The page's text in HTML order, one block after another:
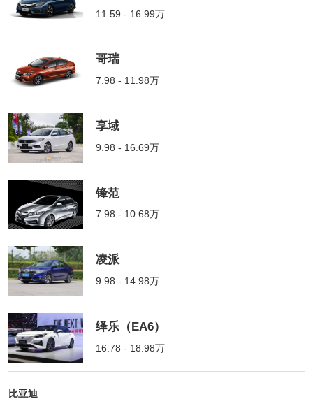
11.59 - 16.99万
哥瑞
7.98 - 11.98万
享域
9.98 - 16.69万
锋范
7.98 - 10.68万
凌派
9.98 - 14.98万
绎乐（EA6）
16.78 - 18.98万
比亚迪